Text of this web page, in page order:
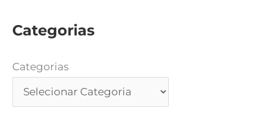
Categorias
Categorias